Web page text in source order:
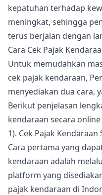
kepatuhan terhadap
meningkat, sehingga
terus berjalan dengan
Cara Cek Pajak
Untuk memudahkan
cek pajak kendaraan,
menyediakan dua cara,
Berikut penjelasan
kendaraan secara
1). Cek Pajak Kendaraan
Cara pertama yang
kendaraan adalah
platform yang
pajak kendaraan di